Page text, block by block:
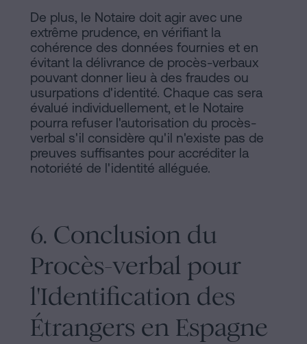
De plus, le Notaire doit agir avec une
extrême prudence, en vérifiant la
cohérence des données fournies et en
évitant la délivrance de procès-verbaux
pouvant donner lieu à des fraudes ou
usurpations d'identité. Chaque cas sera
évalué individuellement, et le Notaire
pourra refuser l'autorisation du procès-
verbal s'il considère qu'il n'existe pas de
preuves suffisantes pour accréditer la
notoriété de l'identité alléguée.
6. Conclusion du
Procès-verbal pour
l'Identification des
Étrangers en Espagne